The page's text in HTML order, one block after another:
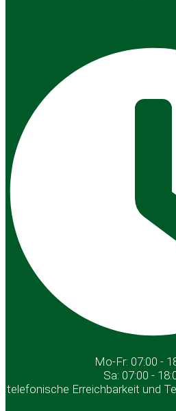
Mo-Fr: 07:00 -
Sa: 07:00 -
telefonische Erreichbarkeit und